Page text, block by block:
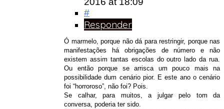
#
Responder
Ó marmelo, porque não dá para restringir, porque nas
manifestações há obrigações de número e não
existem assim tantas escolas do outro lado da rua.
Ou então porque se arrisca um pouco mais na
possibilidade dum cenário pior. E este ano o cenário
foi “horroroso”, não foi? Pois.
Se calhar, para muitos, a julgar pelo tom da
conversa, poderia ter sido.